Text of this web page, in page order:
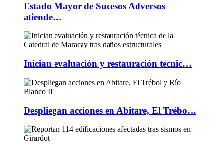
Estado Mayor de Sucesos Adversos
atiende…
Inician evaluación y restauración técnic…
Despliegan acciones en Abitare, El Trébo…